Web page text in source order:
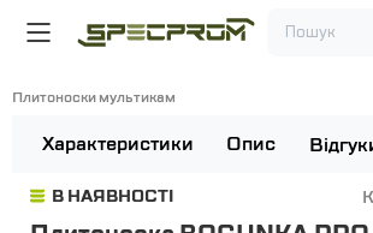
Плитоноски мультикам
Характеристики Опис
В НАЯВНОСТІ